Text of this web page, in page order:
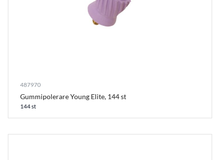
487970
Gummipolerare Young Elite, 144 st
144 st